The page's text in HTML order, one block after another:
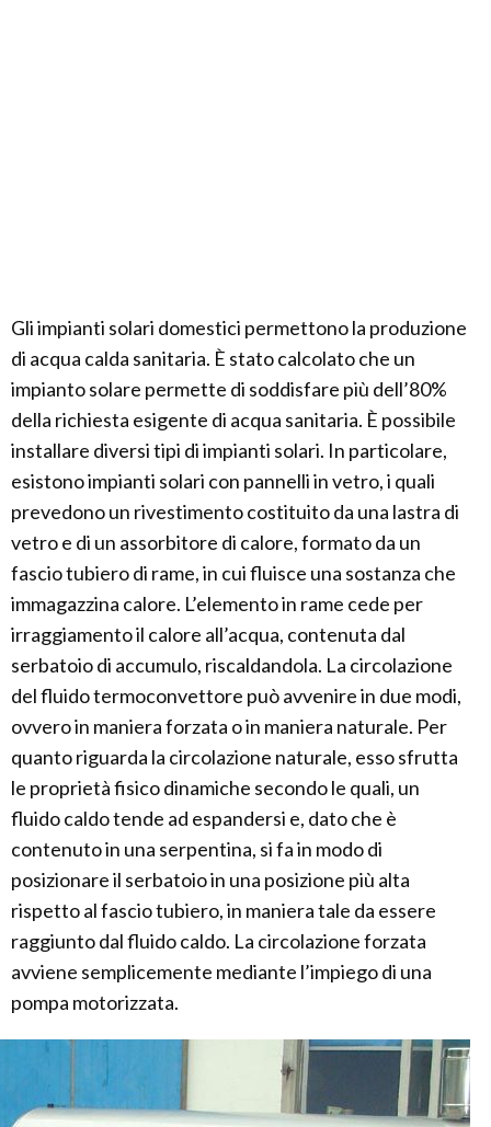
Gli impianti solari domestici permettono la produzione
di acqua calda sanitaria. È stato calcolato che un
impianto solare permette di soddisfare più dell’80%
della richiesta esigente di acqua sanitaria. È possibile
installare diversi tipi di impianti solari. In particolare,
esistono impianti solari con pannelli in vetro, i quali
prevedono un rivestimento costituito da una lastra di
vetro e di un assorbitore di calore, formato da un
fascio tubiero di rame, in cui fluisce una sostanza che
immagazzina calore. L’elemento in rame cede per
irraggiamento il calore all’acqua, contenuta dal
serbatoio di accumulo, riscaldandola. La circolazione
del fluido termoconvettore può avvenire in due modi,
ovvero in maniera forzata o in maniera naturale. Per
quanto riguarda la circolazione naturale, esso sfrutta
le proprietà fisico dinamiche secondo le quali, un
fluido caldo tende ad espandersi e, dato che è
contenuto in una serpentina, si fa in modo di
posizionare il serbatoio in una posizione più alta
rispetto al fascio tubiero, in maniera tale da essere
raggiunto dal fluido caldo. La circolazione forzata
avviene semplicemente mediante l’impiego di una
pompa motorizzata.